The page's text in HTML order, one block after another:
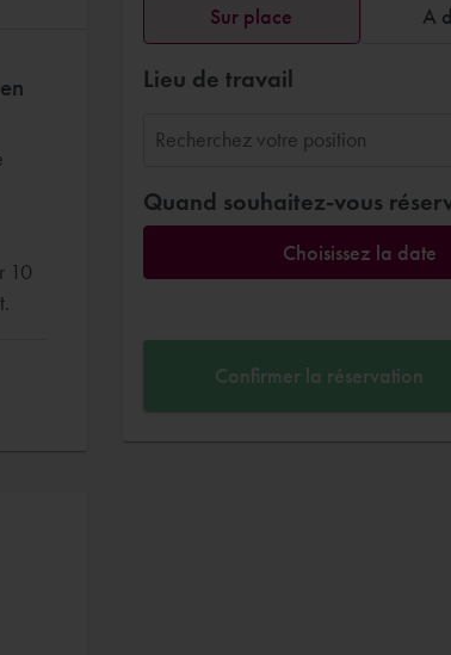
10
Sur place A
Lieu de travail
Quand souhaitez-vous
Choisissez la date
Confirmer la réservation